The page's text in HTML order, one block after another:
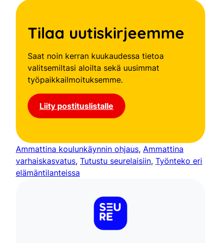
Tilaa uutiskirjeemme
Saat noin kerran kuukaudessa tietoa
valitsemiltasi aloilta sekä uusimmat
työpaikkailmoituksemme.
Liity postituslistalle
Ammattina koulunkäynnin ohjaus, Ammattina
varhaiskasvatus, Tutustu seurelaisiin, Työnteko eri
elämäntilanteissa